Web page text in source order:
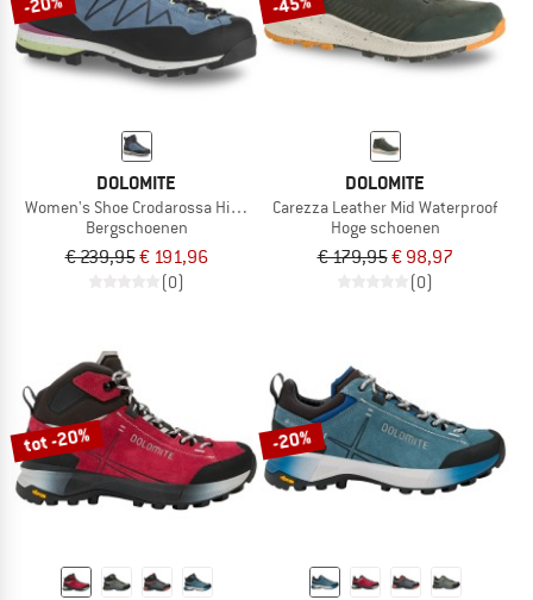
DOLOMITE
Women's Shoe Crodarossa Hi GTX 2.0
Bergschoenen
€ 239,95€ 191,96
(0)
DOLOMITE
Carezza Leather Mid Waterproof
Hoge schoenen
€ 179,95€ 98,97
(0)
tot -20% -20%